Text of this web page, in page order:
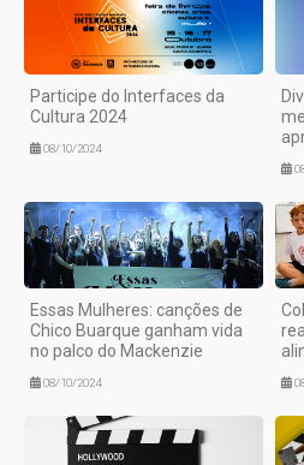
Participe do Interfaces da
Cultura 2024
08/10/2024
Essas Mulheres: canções de
Chico Buarque ganham vida
no palco do Mackenzie
08/10/2024